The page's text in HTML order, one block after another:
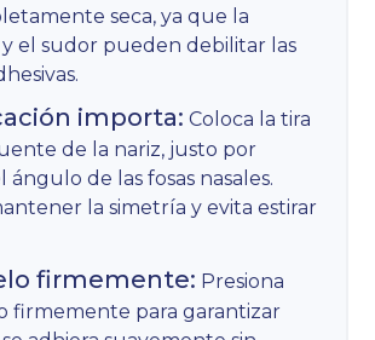
seca, ya que la
el sudor pueden debilitar las
importa: Coloca la tira
de la nariz, justo por
ángulo de las fosas nasales.
la simetría y evita estirar
firmemente: Presiona
firmemente para garantizar